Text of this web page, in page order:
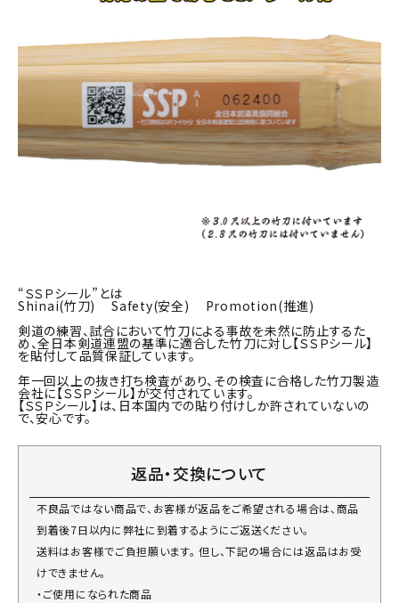
“ＳＳＰシール”とは
Shinai(竹刀) Safety(安全) Promotion(推進)
剣道の練習、試合において竹刀による事故を未然に防止するた
め、全日本剣道連盟の基準に適合した竹刀に対し【ＳＳＰシール】
を貼付して品質保証しています。
年一回以上の抜き打ち検査があり、その検査に合格した竹刀製造
会社に【ＳＳＰシール】が交付されています。
【ＳＳＰシール】は、日本国内での貼り付けしか許されていないの
で、安心です。
返品・交換について
不良品ではない商品で、お客様が返品をご希望される場合は、商品
到着後7日以内に弊社に到着するようにご返送ください。
送料はお客様でご負担願います。 但し、下記の場合には返品はお受
けできません。
・ご使用になられた商品